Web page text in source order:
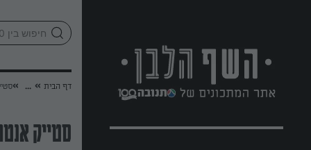
דף הבית »
...
»
סטייק